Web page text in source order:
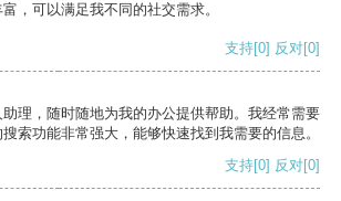
，可以满足我不同的社交需求。
支持[0] 反对[0]
理，随时随地为我的办公提供帮助。我经常需要
索功能非常强大，能够快速找到我需要的信息。
支持[0] 反对[0]